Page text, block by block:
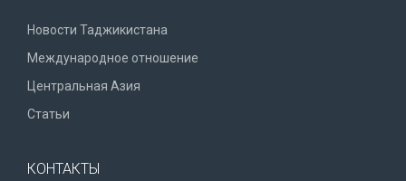
Новости Таджикистана
Международное отношение
Центральная Азия
Статьи
КОНТАКТЫ